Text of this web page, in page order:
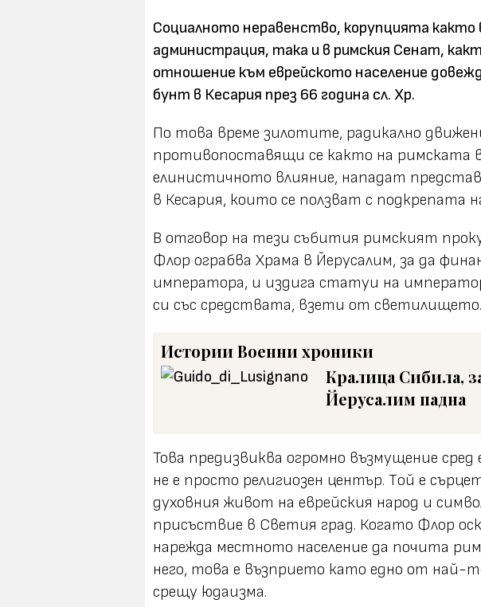
Социалното неравенство, корупцията
администрация, така и в римския Сенат,
отношение към еврейското население
бунт в Кесария през 66 година сл. Хр.
По това време зилотите, радикално
противопоставящи се както на римската
елинистичното влияние, нападат
в Кесария, които се ползват с подкрепата
В отговор на тези събития римският
Флор ограбва Храма в Йерусалим, за да
императора, и издига статуи на
си със средствата, взети от светилището.
ИсторииВоенни хроники
Кралица Сибила,
Йерусалим падна
Това предизвиква огромно възмущение
не е просто религиозен център. Tой е
духовния живот на еврейския народ и
присъствие в Светия град. Когато Флор
нарежда местното население да почита
него, това е възприето като едно от най-
срещу юдаизма.